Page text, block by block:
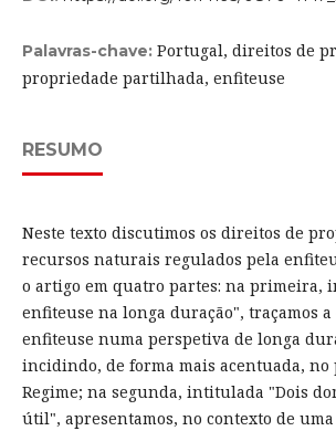
Palavras-chave: Portugal, direitos de
propriedade partilhada, enfiteuse
RESUMO
Neste texto discutimos os direitos de
recursos naturais regulados pela
o artigo em quatro partes: na primeira,
enfiteuse na longa duração", traçamos a
enfiteuse numa perspetiva de longa
incidindo, de forma mais acentuada, no
Regime; na segunda, intitulada "Dois
útil", apresentamos, no contexto de